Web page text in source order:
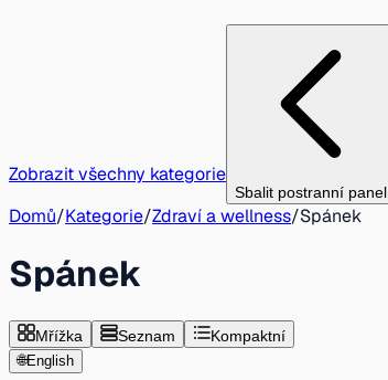
Zobrazit všechny kategorie
Sbalit postranní panel
Domů/Kategorie/Zdraví a wellness/Spánek
Spánek
Mřížka Seznam Kompaktní
🌐English